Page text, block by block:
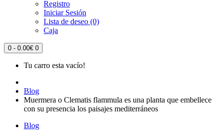
Registro
Iniciar Sesión
Lista de deseo (0)
Caja
0 - 0.00€ 0
Tu carro esta vacío!
Blog
Muermera o Clematis flammula es una planta que embellece
con su presencia los paisajes mediterráneos
Blog